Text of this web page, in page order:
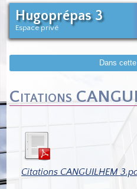
Hugoprépas 3
Espace privé
Dans
Citations
Citations CANGUILHEM